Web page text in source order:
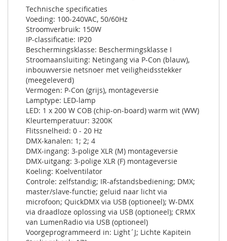
Technische specificaties
Voeding: 100-240VAC, 50/60Hz
Stroomverbruik: 150W
IP-classificatie: IP20
Beschermingsklasse: Beschermingsklasse I
Stroomaansluiting: Netingang via P-Con (blauw),
inbouwversie netsnoer met veiligheidsstekker
(meegeleverd)
Vermogen: P-Con (grijs), montageversie
Lamptype: LED-lamp
LED: 1 x 200 W COB (chip-on-board) warm wit (WW)
Kleurtemperatuur: 3200K
Flitssnelheid: 0 - 20 Hz
DMX-kanalen: 1; 2; 4
DMX-ingang: 3-polige XLR (M) montageversie
DMX-uitgang: 3-polige XLR (F) montageversie
Koeling: Koelventilator
Controle: zelfstandig; IR-afstandsbediening; DMX;
master/slave-functie; geluid naar licht via
microfoon; QuickDMX via USB (optioneel); W-DMX
via draadloze oplossing via USB (optioneel); CRMX
van LumenRadio via USB (optioneel)
Voorgeprogrammeerd in: Light´J; Lichte Kapitein